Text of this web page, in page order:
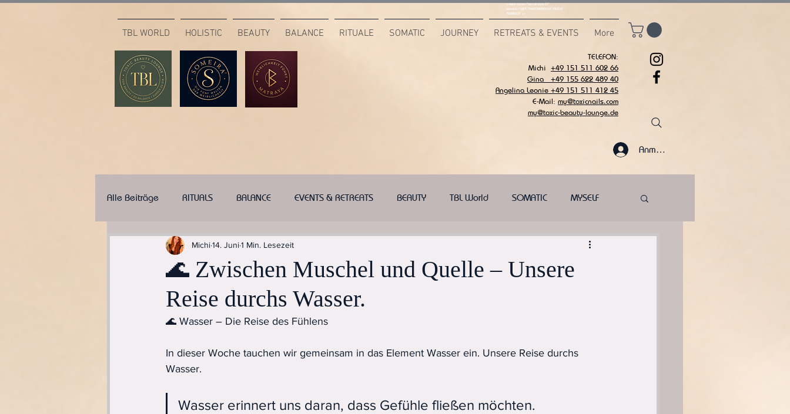
<meta name="msvalidate.01"
content="687C7942539BAEE65C1AF6DB
7F6B85CA" />
TBL WORLD HOLISTIC BEAUTY BALANCE RITUALE SOMATIC JOURNEY RETREATS & EVENTS More
TELEFON:
Michi +49 151 511 602 66
Gina +49 155 622 489 40
Angelina Leonie +49 151 511 412 45
E-Mail: my@toxicnails.com
my@toxic-beauty-lounge.de
Anmelden
Alle Beiträge RITUALS BALANCE EVENTS & RETREATS BEAUTY TBL World SOMATIC MYSELF
🌊 Zwischen Muschel und Quelle – Unsere
Reise durchs Wasser.
Michi14. Juni1 Min. Lesezeit
🌊 Wasser – Die Reise des Fühlens
In dieser Woche tauchen wir gemeinsam in das Element Wasser ein. Unsere Reise durchs
Wasser.
Wasser erinnert uns daran, dass Gefühle fließen möchten.